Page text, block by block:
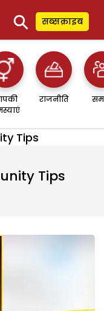
⚲ सब्सक्राइब
राजनीति
Tips
Tips